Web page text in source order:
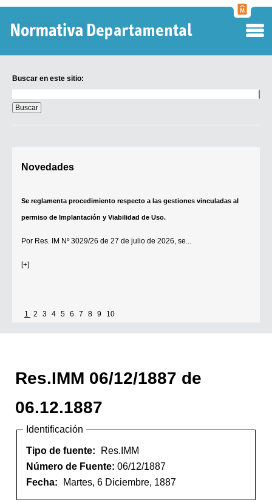
Buscar en este sitio:
en
este
sitio:
Novedades
Se reglamenta procedimiento respecto a las gestiones vinculadas al
permiso de Implantación y Viabilidad de Uso.
Por Res. IM Nº 3029/26 de 27 de julio de 2026, se...
[+]
1 2 3 4 5 6 7 8 9 10
Res.IMM 06/12/1887 de
06.12.1887
Identificación
Tipo de fuente:
Res.IMM
Número de Fuente: 06/12/1887
Fecha:
Martes, 6 Diciembre, 1887